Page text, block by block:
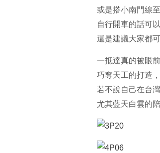
或是搭小南門線
自行開車的話可
還是建議大家都
一抵達真的被眼
巧奪天工的打造
若不說自己在台
尤其藍天白雲的